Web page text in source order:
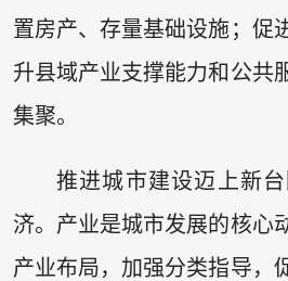
置房产、存量基础设施；促
升县域产业支撑能力和公共
集聚。
推进城市建设迈上新
济。产业是城市发展的核心
产业布局，加强分类指导，